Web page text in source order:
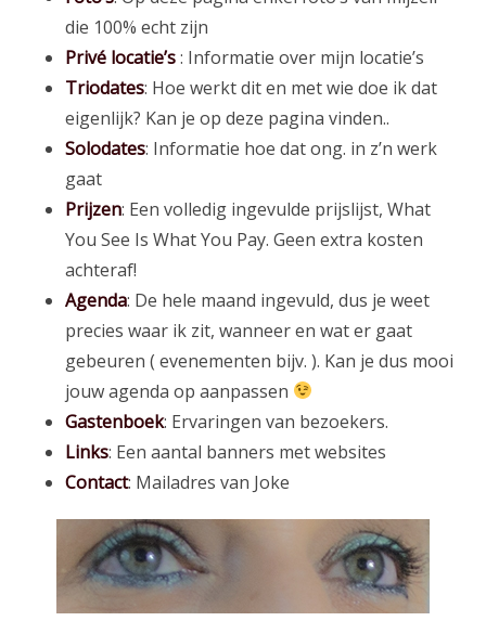
die 100% echt zijn
Privé locatie’s: Informatie over mijn locatie’s
Triodates: Hoe werkt dit en met wie doe ik dat
eigenlijk? Kan je op deze pagina vinden..
Solodates: Informatie hoe dat ong. in z’n werk
gaat
Prijzen: Een volledig ingevulde prijslijst, What
You See Is What You Pay. Geen extra kosten
achteraf!
Agenda: De hele maand ingevuld, dus je weet
precies waar ik zit, wanneer en wat er gaat
gebeuren ( evenementen bijv. ). Kan je dus mooi
jouw agenda op aanpassen
Gastenboek: Ervaringen van bezoekers.
Links: Een aantal banners met websites
Contact: Mailadres van Joke